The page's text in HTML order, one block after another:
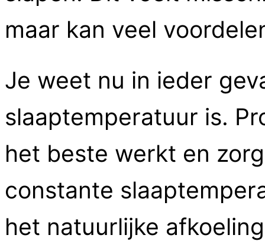
maar kan veel
Je weet nu in ieder
slaaptemperatuur is.
het beste werkt en
constante
het natuurlijke